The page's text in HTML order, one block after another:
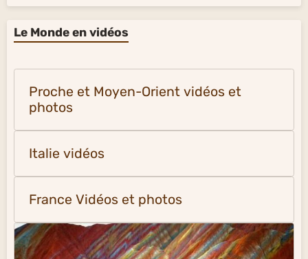
Le Monde en vidéos
Proche et Moyen-Orient vidéos et
photos
Italie vidéos
France Vidéos et photos